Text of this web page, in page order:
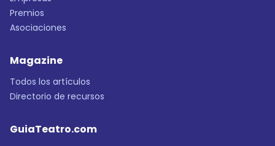
Premios
Asociaciones
Magazine
Todos los artículos
Directorio de recursos
GuiaTeatro.com